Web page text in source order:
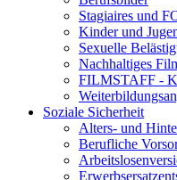
Stagiaires und
Kinder und
Sexuelle
Nachhaltiges
FILMSTAFF -
Soziale Sicherheit
Alters- und
Berufliche